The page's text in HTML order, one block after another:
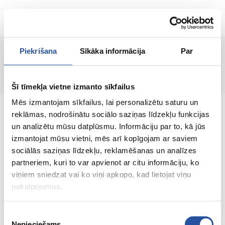
Piekrišana Sīkāka informācija Par
Šī tīmekļa vietne izmanto sīkfailus
Mēs izmantojam sīkfailus, lai personalizētu saturu un
reklāmas, nodrošinātu sociālo saziņas līdzekļu funkcijas
un analizētu mūsu datplūsmu. Informāciju par to, kā jūs
izmantojat mūsu vietni, mēs arī kopīgojam ar saviem
sociālās saziņas līdzekļu, reklamēšanas un analīzes
partneriem, kuri to var apvienot ar citu informāciju, ko
viņiem sniedzat vai ko viņi apkopo, kad lietojat viņu
pakalpojumus.
RU
Страница не найдена!
Интернет-магазин с выгодными ценами и
качественными товарами, где
удовлетворённость клиента является нашей
главной ценностью.
Vse dlja vashego doma i sada!